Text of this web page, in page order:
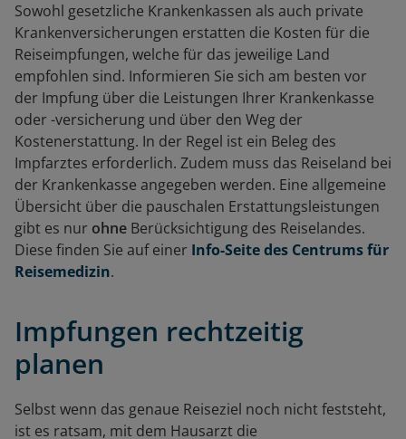
Sowohl gesetzliche Krankenkassen als auch private
Krankenversicherungen erstatten die Kosten für die
Reiseimpfungen, welche für das jeweilige Land
empfohlen sind. Informieren Sie sich am besten vor
der Impfung über die Leistungen Ihrer Krankenkasse
oder -versicherung und über den Weg der
Kostenerstattung. In der Regel ist ein Beleg des
Impfarztes erforderlich. Zudem muss das Reiseland bei
der Krankenkasse angegeben werden. Eine allgemeine
Übersicht über die pauschalen Erstattungsleistungen
gibt es nur ohne Berücksichtigung des Reiselandes.
Diese finden Sie auf einer Info-Seite des Centrums für
Reisemedizin.
Impfungen rechtzeitig
planen
Selbst wenn das genaue Reiseziel noch nicht feststeht,
ist es ratsam, mit dem Hausarzt die